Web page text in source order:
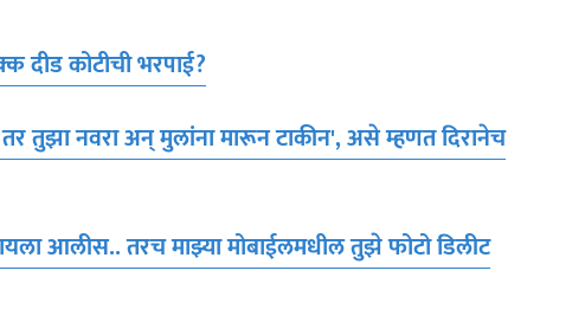
दीड कोटीची भरपाई?​
तुझा नवरा अन् मुलांना मारून टाकीन', असे म्हणत दिरानेच
आलीस.. तरच माझ्या मोबाईलमधील तुझे फोटो डिलीट